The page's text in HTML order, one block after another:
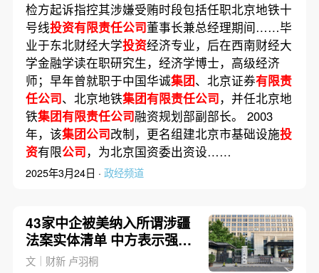
检方起诉指控其涉嫌受贿时段包括任职北京地铁十
号线投资有限责任公司董事长兼总经理期间……毕
业于东北财经大学投资经济专业，后在西南财经大
学金融学读在职研究生，经济学博士，高级经济
师；早年曾就职于中国华诚集团、北京证券有限责
任公司、北京地铁集团有限责任公司，并任北京地
铁集团有限责任公司融资规划部副部长。 2003
年，该集团公司改制，更名组建北京市基础设施投
资有限公司，为北京国资委出资设……
2025年3月24日 · 政经频道
43家中企被美纳入所谓涉疆
法案实体清单 中方表示强烈
谴责（更新）
文｜财新 卢羽桐